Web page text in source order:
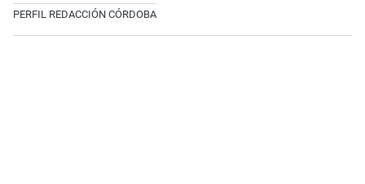
PERFIL REDACCIÓN CÓRDOBA